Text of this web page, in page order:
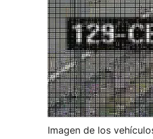
Imagen de los